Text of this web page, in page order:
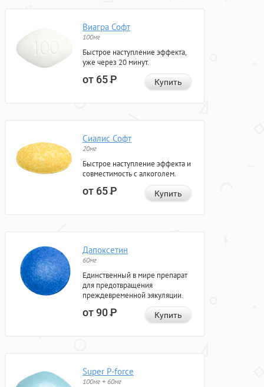
Виагра Софт
100мг
Быстрое наступление эффекта,
уже через 20 минут.
от 65Р Купить
Сиалис Софт
20мг
Быстрое наступление эффекта и
совместимость с алкоголем.
от 65Р Купить
Дапоксетин
60мг
Единственный в мире препарат
для предотвращения
преждевременной эякуляции.
от 90Р Купить
Super P-force
100мг + 60мг